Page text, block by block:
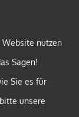
nutzen
Sagen!
Sie es für
unsere